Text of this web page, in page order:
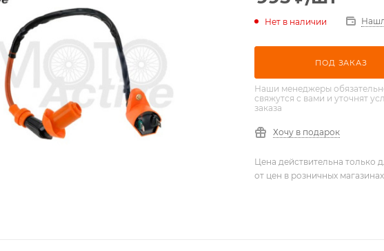
Нет в наличии
ПОД ЗАКАЗ
Наши менеджеры
свяжутся с вами и уточнят
заказа
Хочу в подарок
Цена действительна только
от цен в розничных магазинах